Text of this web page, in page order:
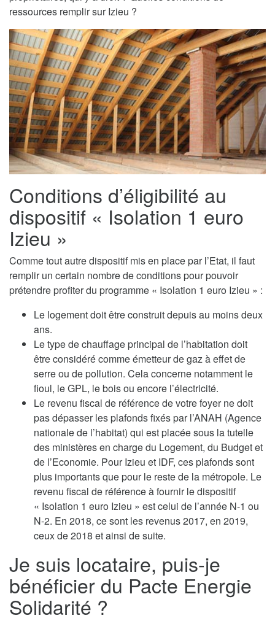
ressources remplir sur Izieu ?
Conditions d’éligibilité au
dispositif « Isolation 1 euro
Izieu »
Comme tout autre dispositif mis en place par l’Etat, il faut
remplir un certain nombre de conditions pour pouvoir
prétendre profiter du programme « Isolation 1 euro Izieu » :
Le logement doit être construit depuis au moins deux
ans.
Le type de chauffage principal de l’habitation doit
être considéré comme émetteur de gaz à effet de
serre ou de pollution. Cela concerne notamment le
fioul, le GPL, le bois ou encore l’électricité.
Le revenu fiscal de référence de votre foyer ne doit
pas dépasser les plafonds fixés par l’ANAH (Agence
nationale de l’habitat) qui est placée sous la tutelle
des ministères en charge du Logement, du Budget et
de l’Economie. Pour Izieu et IDF, ces plafonds sont
plus importants que pour le reste de la métropole. Le
revenu fiscal de référence à fournir le dispositif
« Isolation 1 euro Izieu » est celui de l’année N-1 ou
N-2. En 2018, ce sont les revenus 2017, en 2019,
ceux de 2018 et ainsi de suite.
Je suis locataire, puis-je
bénéficier du Pacte Energie
Solidarité ?